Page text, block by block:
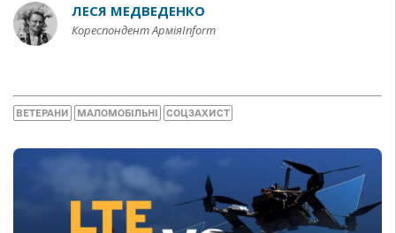
ЛЕСЯ МЕДВЕДЕНКО
Кореспондент АрміяInform
ВЕТЕРАНИ МАЛОМОБІЛЬНІ СОЦЗАХИСТ